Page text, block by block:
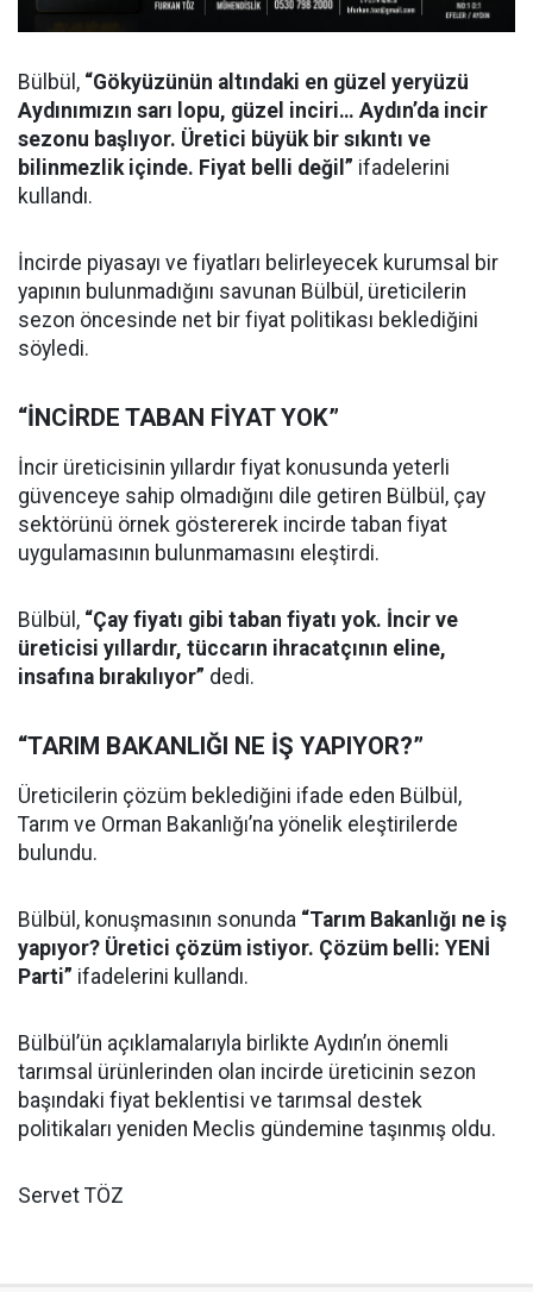
Bülbül, “Gökyüzünün altındaki en güzel yeryüzü
Aydınımızın sarı lopu, güzel inciri… Aydın’da incir
sezonu başlıyor. Üretici büyük bir sıkıntı ve
bilinmezlik içinde. Fiyat belli değil” ifadelerini
kullandı.
İncirde piyasayı ve fiyatları belirleyecek kurumsal bir
yapının bulunmadığını savunan Bülbül, üreticilerin
sezon öncesinde net bir fiyat politikası beklediğini
söyledi.
“İNCİRDE TABAN FİYAT YOK”
İncir üreticisinin yıllardır fiyat konusunda yeterli
güvenceye sahip olmadığını dile getiren Bülbül, çay
sektörünü örnek göstererek incirde taban fiyat
uygulamasının bulunmamasını eleştirdi.
Bülbül, “Çay fiyatı gibi taban fiyatı yok. İncir ve
üreticisi yıllardır, tüccarın ihracatçının eline,
insafına bırakılıyor” dedi.
“TARIM BAKANLIĞI NE İŞ YAPIYOR?”
Üreticilerin çözüm beklediğini ifade eden Bülbül,
Tarım ve Orman Bakanlığı’na yönelik eleştirilerde
bulundu.
Bülbül, konuşmasının sonunda “Tarım Bakanlığı ne iş
yapıyor? Üretici çözüm istiyor. Çözüm belli: YENİ
Parti” ifadelerini kullandı.
Bülbül’ün açıklamalarıyla birlikte Aydın’ın önemli
tarımsal ürünlerinden olan incirde üreticinin sezon
başındaki fiyat beklentisi ve tarımsal destek
politikaları yeniden Meclis gündemine taşınmış oldu.
Servet TÖZ